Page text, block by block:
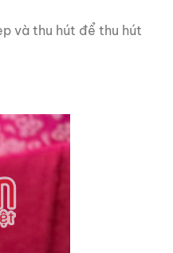
và thu hút để thu hút